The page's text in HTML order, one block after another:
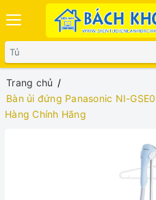
Trang chủ
Bàn ủi đứng Panasonic NI-
Hàng Chính Hãng